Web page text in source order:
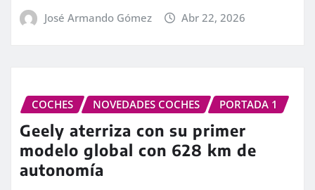
José Armando Gómez Abr 22, 2026
COCHES NOVEDADES COCHES PORTADA 1
Geely aterriza con su primer
modelo global con 628 km de
autonomía